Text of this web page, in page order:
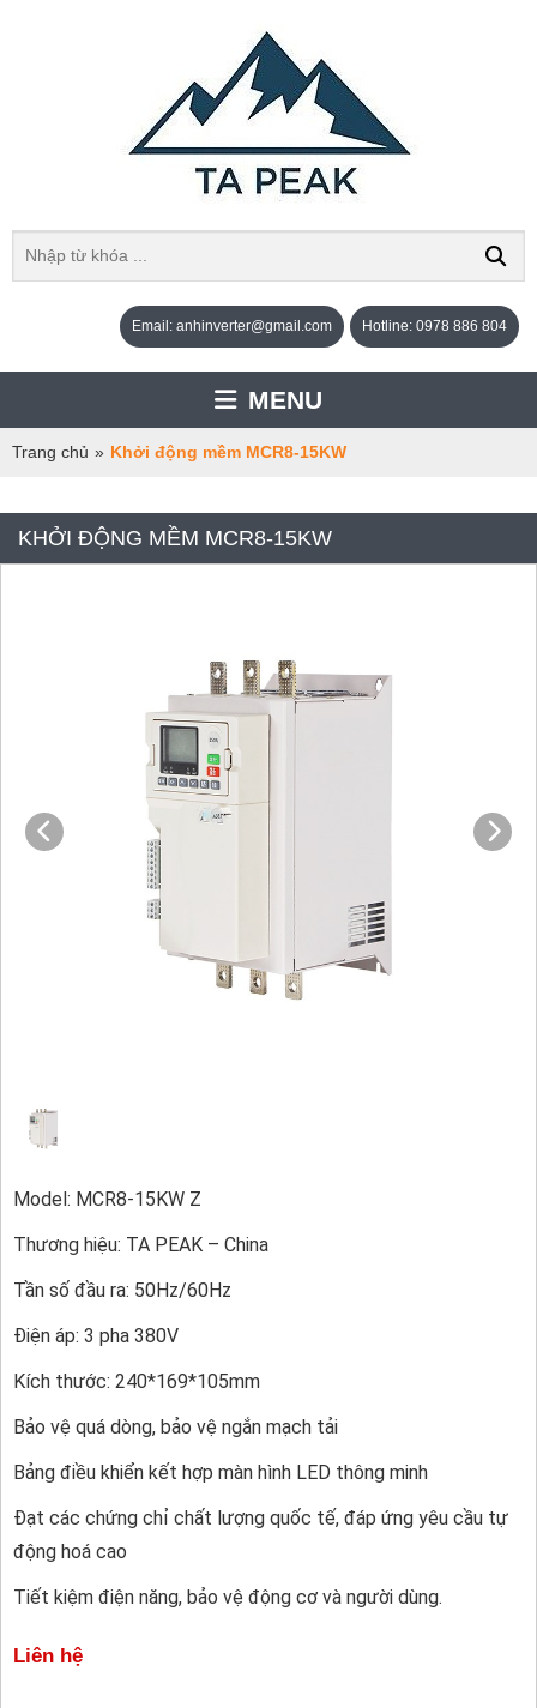
Email: anhinverter@gmail.com Hotline: 0978 886 804
MENU
Trang chủ » Khởi động mềm MCR8-15KW
KHỞI ĐỘNG MỀM MCR8-15KW
Model: MCR8-15KW Z
Thương hiệu: TA PEAK – China
Tần số đầu ra: 50Hz/60Hz
Điện áp: 3 pha 380V
Kích thước: 240*169*105mm
Bảo vệ quá dòng, bảo vệ ngắn mạch tải
Bảng điều khiển kết hợp màn hình LED thông minh
Đạt các chứng chỉ chất lượng quốc tế, đáp ứng yêu cầu tự
động hoá cao
Tiết kiệm điện năng, bảo vệ động cơ và người dùng.
Liên hệ